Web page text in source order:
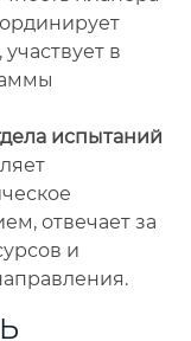
в
испытаний
отвечает за
и